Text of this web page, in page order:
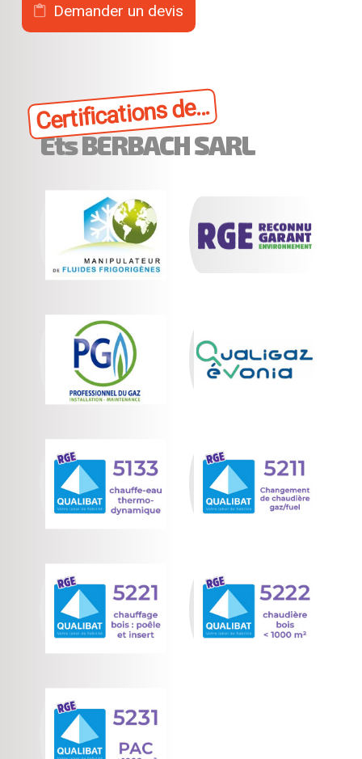
Demander un devis
Certifications de...
Ets BERBACH SARL